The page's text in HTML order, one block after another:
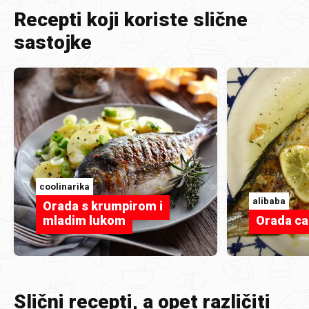
Recepti koji koriste slične
sastojke
coolinarika
Orada s krumpirom i
mladim lukom
alibaba
Orada
Slični recepti, a opet različiti